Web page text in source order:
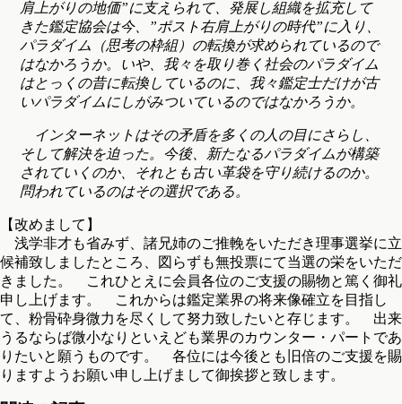
肩上がりの地価”に支えられて、発展し組織を拡充して
きた鑑定協会は今、”ポスト右肩上がりの時代”に入り、
パラダイム（思考の枠組）の転換が求められているので
はなかろうか。いや、我々を取り巻く社会のパラダイム
はとっくの昔に転換しているのに、我々鑑定士だけが古
いパラダイムにしがみついているのではなかろうか。
インターネットはその矛盾を多くの人の目にさらし、
そして解決を迫った。今後、新たなるパラダイムが構築
されていくのか、それとも古い革袋を守り続けるのか。
問われているのはその選択である。
【改めまして】
浅学非才も省みず、諸兄姉のご推輓をいただき理事選挙に立
候補致しましたところ、図らずも無投票にて当選の栄をいただ
きました。 これひとえに会員各位のご支援の賜物と篤く御礼
申し上げます。 これからは鑑定業界の将来像確立を目指し
て、粉骨砕身微力を尽くして努力致したいと存じます。 出来
うるならば微小なりといえども業界のカウンター・パートであ
りたいと願うものです。 各位には今後とも旧倍のご支援を賜
りますようお願い申し上げまして御挨拶と致します。